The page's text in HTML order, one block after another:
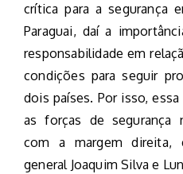
crítica para a segurança
Paraguai, daí a
responsabilidade em
condições para seguir
dois países. Por isso,
as forças de segurança
com a margem direita,
general Joaquim Silva e